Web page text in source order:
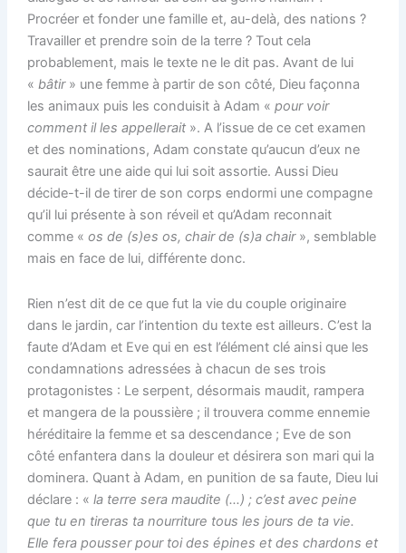
Procréer et fonder une famille et, au-delà, des nations ?
Travailler et prendre soin de la terre ? Tout cela
probablement, mais le texte ne le dit pas. Avant de lui
« bâtir» une femme à partir de son côté, Dieu façonna
les animaux puis les conduisit à Adam « pour voir
comment il les appellerait». A l’issue de ce cet examen
et des nominations, Adam constate qu’aucun d’eux ne
saurait être une aide qui lui soit assortie. Aussi Dieu
décide-t-il de tirer de son corps endormi une compagne
qu’il lui présente à son réveil et qu’Adam reconnait
comme « os de (s)es os, chair de (s)a chair», semblable
mais en face de lui, différente donc.
Rien n’est dit de ce que fut la vie du couple originaire
dans le jardin, car l’intention du texte est ailleurs. C’est la
faute d’Adam et Eve qui en est l’élément clé ainsi que les
condamnations adressées à chacun de ses trois
protagonistes : Le serpent, désormais maudit, rampera
et mangera de la poussière ; il trouvera comme ennemie
héréditaire la femme et sa descendance ; Eve de son
côté enfantera dans la douleur et désirera son mari qui la
dominera. Quant à Adam, en punition de sa faute, Dieu lui
déclare : « la terre sera maudite (…) ; c’est avec peine
que tu en tireras ta nourriture tous les jours de ta vie.
Elle fera pousser pour toi des épines et des chardons et